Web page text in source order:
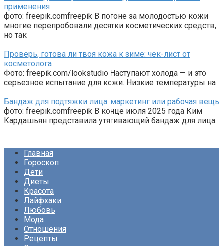
применения
фото: freepik.comfreepik В погоне за молодостью кожи
многие перепробовали десятки косметических средств,
но так
Проверь, готова ли твоя кожа к зиме: чек-лист от
косметолога
Фото: freepik.com/lookstudio Наступают холода — и это
серьезное испытание для кожи. Низкие температуры на
Бандаж для подтяжки лица: маркетинг или рабочая вещь
фото: freepik.comfreepik В конце июля 2025 года Ким
Кардашьян представила утягивающий бандаж для лица.
Главная
Гороскоп
Дети
Диеты
Красота
Лайфхаки
Любовь
Мода
Отношения
Рецепты